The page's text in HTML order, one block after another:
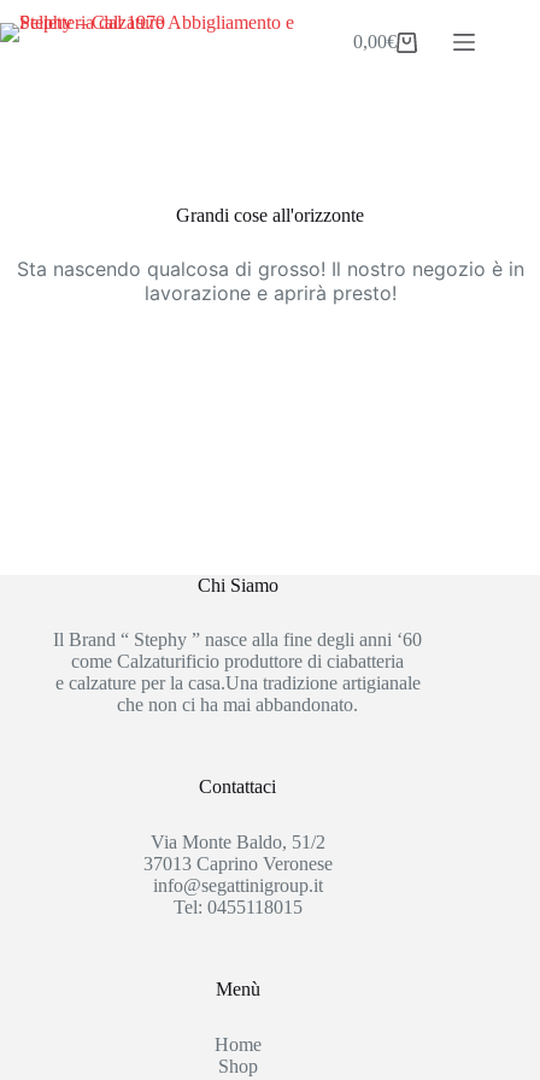
al
Carrello
0,00€
Grandi cose all'orizzonte
Sta nascendo qualcosa di grosso! Il nostro negozio è in
lavorazione e aprirà presto!
Chi Siamo
Il Brand “ Stephy ” nasce alla fine degli anni ‘60
come Calzaturificio produttore di ciabatteria
e calzature per la casa.Una tradizione artigianale
che non ci ha mai abbandonato.
Contattaci
Via Monte Baldo, 51/2
37013 Caprino Veronese
info@segattinigroup.it
Tel: 0455118015
Menù
Home
Shop